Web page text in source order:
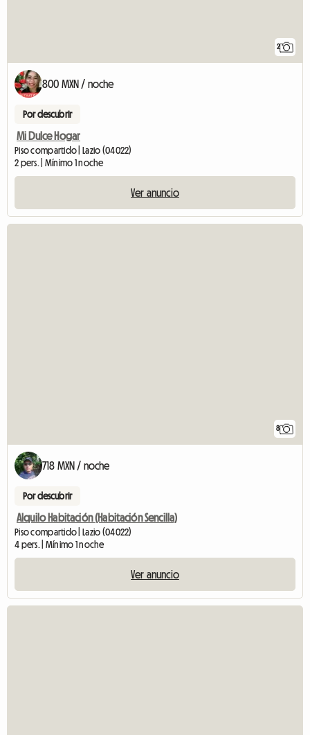
2
800 MXN / noche
Por descubrir
Mi Dulce Hogar
Piso compartido | Lazio (04022)
2 pers. | Mínimo 1 noche
Ver anuncio
8
718 MXN / noche
Por descubrir
Alquilo Habitación (Habitación Sencilla)
Piso compartido | Lazio (04022)
4 pers. | Mínimo 1 noche
Ver anuncio